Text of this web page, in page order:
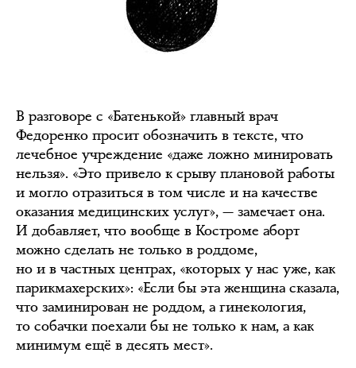
В разговоре с «Батенькой» главный врач
Федоренко просит обозначить в тексте, что
лечебное учреждение «даже ложно минировать
нельзя». «Это привело к срыву плановой работы
и могло отразиться в том числе и на качестве
оказания медицинских услуг», — замечает она.
И добавляет, что вообще в Костроме аборт
можно сделать не только в роддоме,
но и в частных центрах, «которых у нас уже, как
парикмахерских»: «Если бы эта женщина сказала,
что заминирован не роддом, а гинекология,
то собачки поехали бы не только к нам, а как
минимум ещё в десять мест».